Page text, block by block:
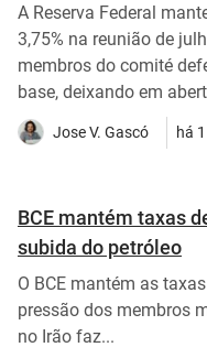
A Reserva Federal
3,75% na reunião de
membros do comité
base, deixando em
Jose V. Gascó há
BCE mantém taxas
subida do petróleo
O BCE mantém as
pressão dos membros
no Irão faz...